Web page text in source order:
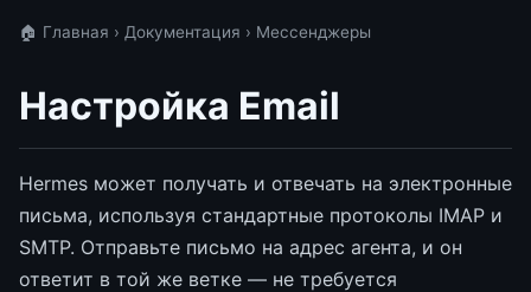
🏠 Главная › Документация › Мессенджеры
Настройка Email
Hermes может получать и отвечать на электронные
письма, используя стандартные протоколы IMAP и
SMTP. Отправьте письмо на адрес агента, и он
ответит в той же ветке — не требуется